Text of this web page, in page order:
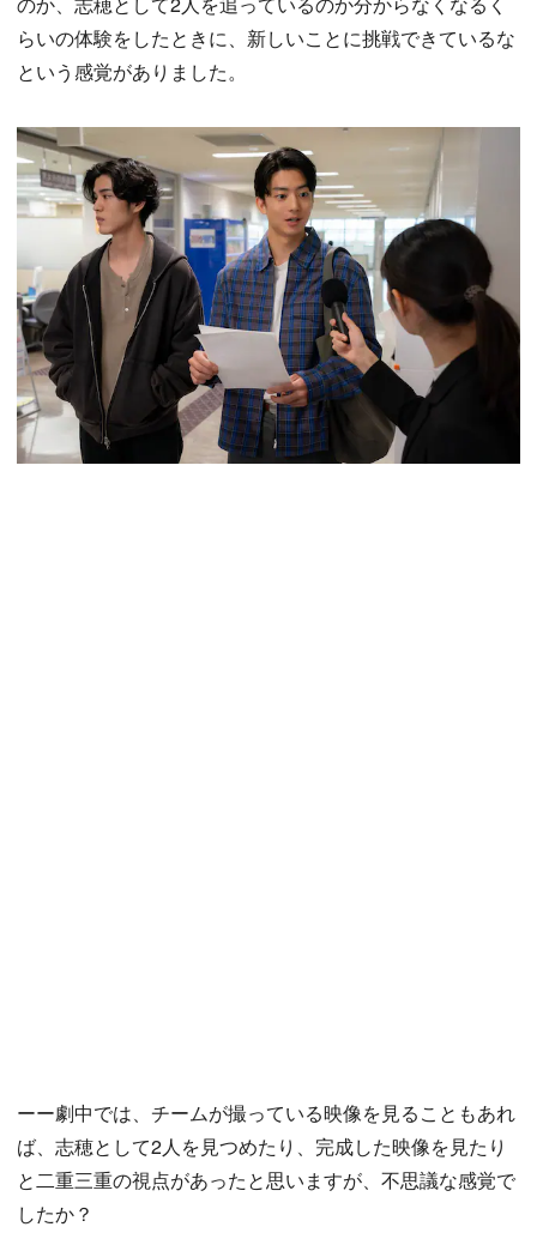
らいの体験をしたときに、新しいことに挑戦できているな
という感覚がありました。
ーー劇中では、チームが撮っている映像を見ることもあれ
ば、志穂として2人を見つめたり、完成した映像を見たり
と二重三重の視点があったと思いますが、不思議な感覚で
したか？